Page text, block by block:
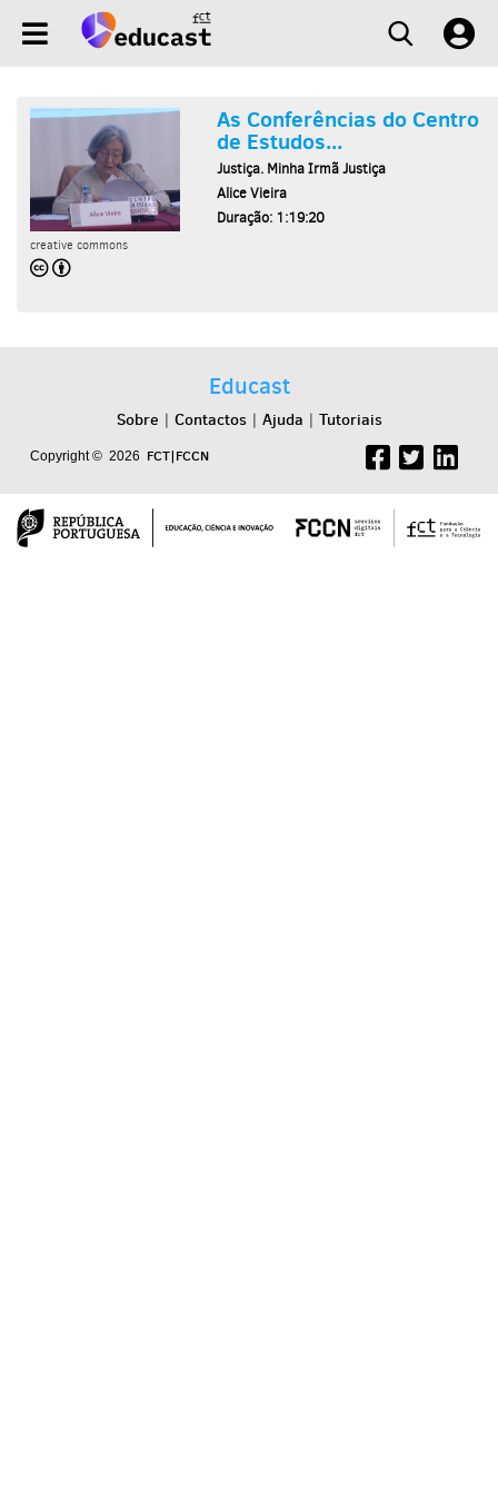
creative commons
As Conferências do Centro
de Estudos...
Justiça. Minha Irmã Justiça
Alice Vieira
Duração: 1:19:20
Educast
Sobre | Contactos| Ajuda | Tutoriais
Copyright © 2026 FCT|FCCN